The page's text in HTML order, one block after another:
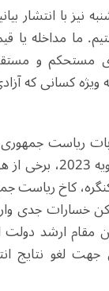
نیز با انتشار
ما مداخله یا
مستحکم و
ویژه کسانی که
شکست خورد. در 8
کاخ ریاست‌
خسارات جدی
مقام ارشد
جهت لغو نتایج